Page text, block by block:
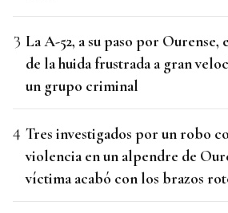
La A-52, a su paso por Ourense,
de la huida frustrada a gran
un grupo criminal
Tres investigados por un robo
violencia en un alpendre de
víctima acabó con los brazos